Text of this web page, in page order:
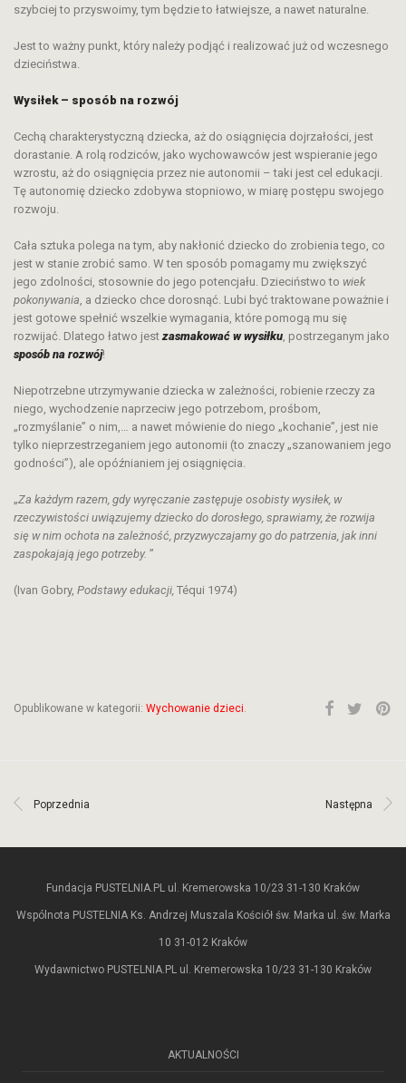
szybciej to przyswoimy, tym będzie to łatwiejsze, a nawet naturalne.
Jest to ważny punkt, który należy podjąć i realizować już od wczesnego
dzieciństwa.
Wysiłek – sposób na rozwój
Cechą charakterystyczną dziecka, aż do osiągnięcia dojrzałości, jest
dorastanie. A rolą rodziców, jako wychowawców jest wspieranie jego
wzrostu, aż do osiągnięcia przez nie autonomii – taki jest cel edukacji.
Tę autonomię dziecko zdobywa stopniowo, w miarę postępu swojego
rozwoju.
Cała sztuka polega na tym, aby nakłonić dziecko do zrobienia tego, co
jest w stanie zrobić samo. W ten sposób pomagamy mu zwiększyć
jego zdolności, stosownie do jego potencjału. Dzieciństwo to wiek
pokonywania, a dziecko chce dorosnąć. Lubi być traktowane poważnie i
jest gotowe spełnić wszelkie wymagania, które pomogą mu się
rozwijać. Dlatego łatwo jestzasmakować w wysiłku, postrzeganym jako
sposób na rozwój!
Niepotrzebne utrzymywanie dziecka w zależności, robienie rzeczy za
niego, wychodzenie naprzeciw jego potrzebom, prośbom,
„rozmyślanie” o nim,… a nawet mówienie do niego „kochanie”, jest nie
tylko nieprzestrzeganiem jego autonomii (to znaczy „szanowaniem jego
godności”), ale opóźnianiem jej osiągnięcia.
„Za każdym razem, gdy wyręczanie zastępuje osobisty wysiłek, w
rzeczywistości uwiązujemy dziecko do dorosłego, sprawiamy, że rozwija
się w nim ochota na zależność, przyzwyczajamy go do patrzenia, jak inni
zaspokajają jego potrzeby. ”
(Ivan Gobry, Podstawy edukacji, Téqui 1974)
Opublikowane w kategorii: Wychowanie dzieci.
Poprzednia Następna
Fundacja PUSTELNIA.PL ul. Kremerowska 10/23 31-130 Kraków
Wspólnota PUSTELNIA Ks. Andrzej Muszala Kościół św. Marka ul. św. Marka
10 31-012 Kraków
Wydawnictwo PUSTELNIA.PL ul. Kremerowska 10/23 31-130 Kraków
AKTUALNOŚCI